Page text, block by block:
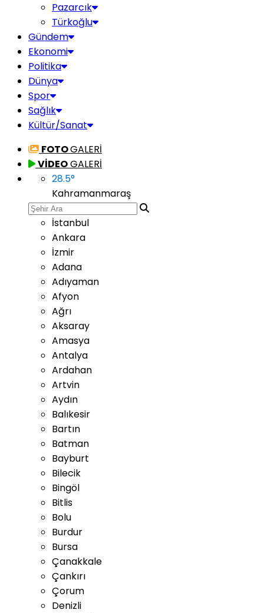
Pazarcık
Türkoğlu
Gündem
Ekonomi
Politika
Dünya
Spor
Sağlık
Kültür/Sanat
FOTOGALERİ
VİDEOGALERİ
28.5°
Kahramanmaraş
İstanbul
Ankara
İzmir
Adana
Adıyaman
Afyon
Ağrı
Aksaray
Amasya
Antalya
Ardahan
Artvin
Aydın
Balıkesir
Bartın
Batman
Bayburt
Bilecik
Bingöl
Bitlis
Bolu
Burdur
Bursa
Çanakkale
Çankırı
Çorum
Denizli